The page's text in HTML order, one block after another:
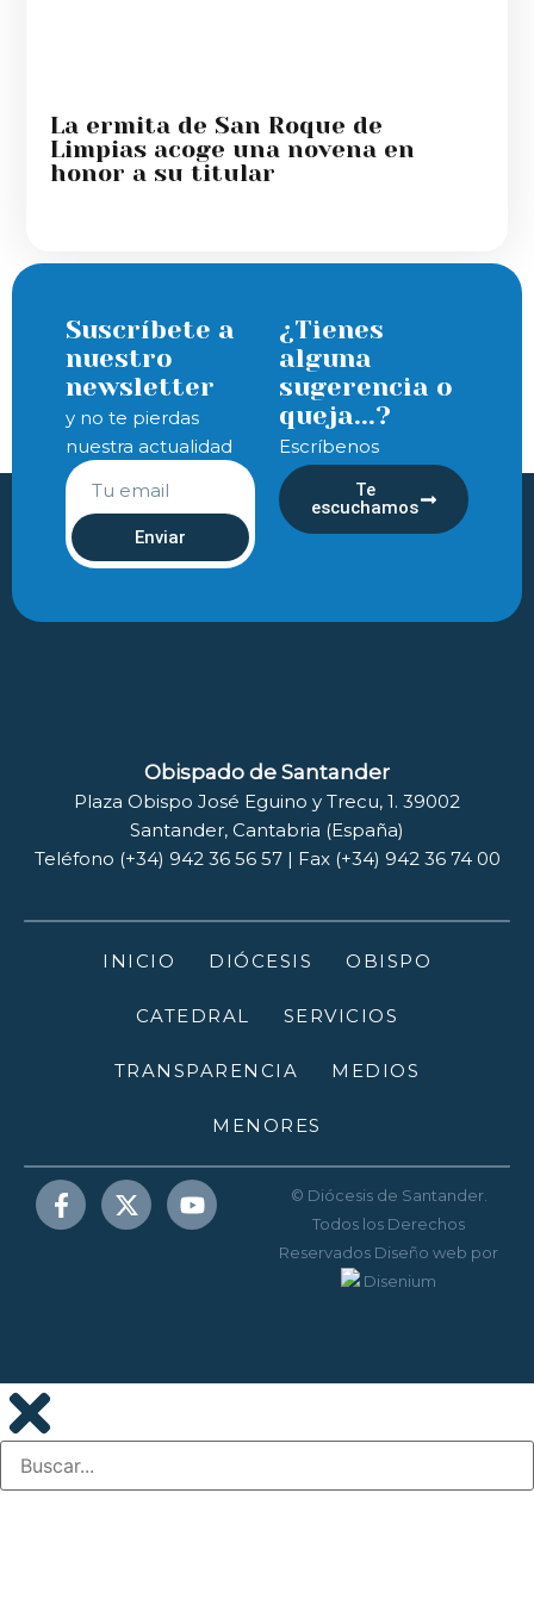
La ermita de San Roque de
Limpias acoge una novena en
honor a su titular
Suscríbete a
nuestro
newsletter
y no te pierdas
nuestra actualidad
Enviar
¿Tienes
alguna
sugerencia o
queja...?
Escríbenos
Te
escuchamos
Obispado de Santander
Plaza Obispo José Eguino y Trecu, 1. 39002
Santander, Cantabria (España)
Teléfono (+34) 942 36 56 57 | Fax (+34) 942 36 74 00
INICIO DIÓCESIS OBISPO
CATEDRAL SERVICIOS
TRANSPARENCIA MEDIOS
MENORES
© Diócesis de Santander.
Todos los Derechos
Reservados Diseño web por
Disenium